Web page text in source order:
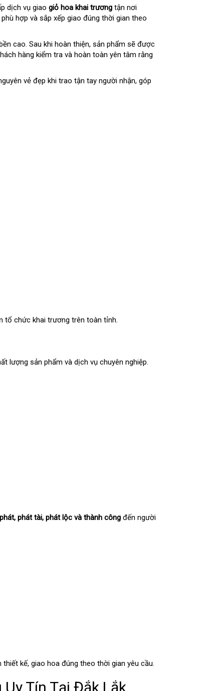
dịch vụ giao giỏ hoa khai trương tận nơi
hợp và sắp xếp giao đúng thời gian theo
cao. Sau khi hoàn thiện, sản phẩm sẽ được
hàng kiểm tra và hoàn toàn yên tâm rằng
vẻ đẹp khi trao tận tay người nhận, góp
tổ chức khai trương trên toàn tỉnh.
lượng sản phẩm và dịch vụ chuyên nghiệp.
phát tài, phát lộc và thành công đến người
kế, giao hoa đúng theo thời gian yêu cầu.
Tín Tại Đắk Lắk